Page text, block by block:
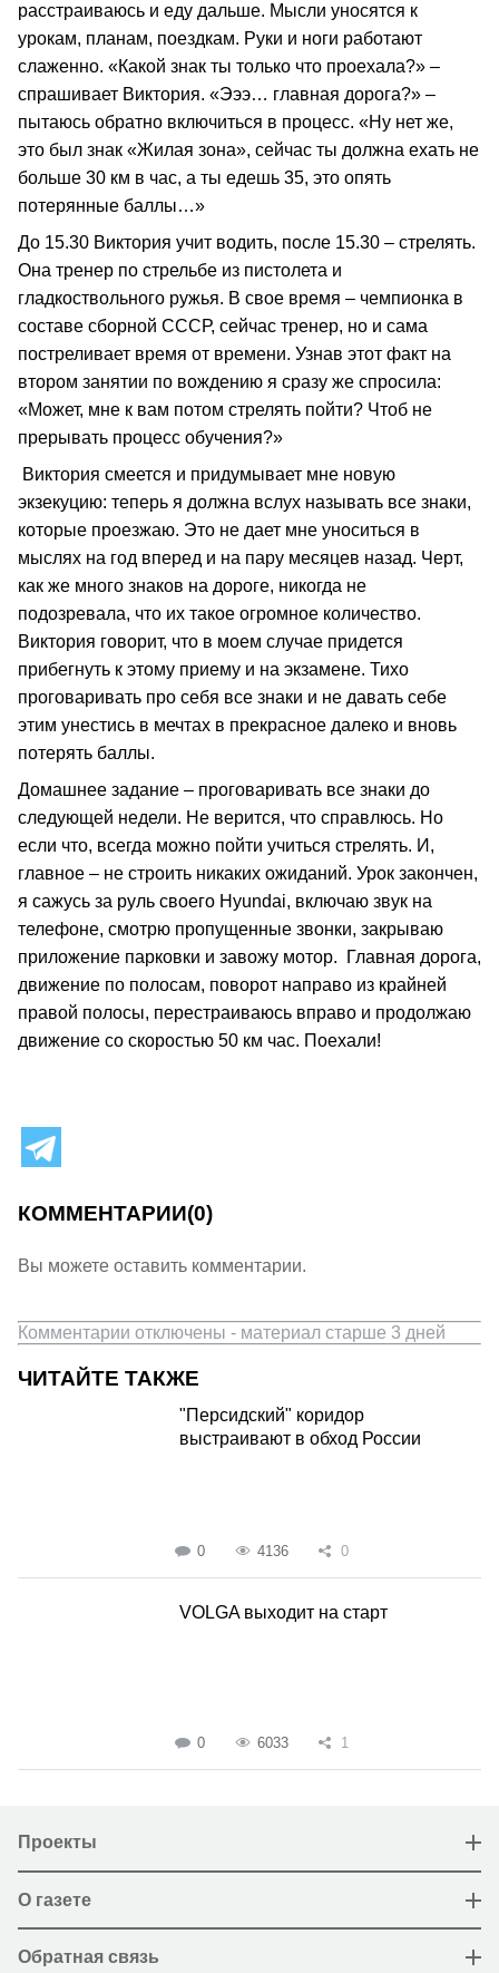
расстраиваюсь и еду дальше. Мысли уносятся к
урокам, планам, поездкам. Руки и ноги работают
слаженно. «Какой знак ты только что проехала?» –
спрашивает Виктория. «Эээ… главная дорога?» –
пытаюсь обратно включиться в процесс. «Ну нет же,
это был знак «Жилая зона», сейчас ты должна ехать не
больше 30 км в час, а ты едешь 35, это опять
потерянные баллы…»
До 15.30 Виктория учит водить, после 15.30 – стрелять.
Она тренер по стрельбе из пистолета и
гладкоствольного ружья. В свое время – чемпионка в
составе сборной СССР, сейчас тренер, но и сама
постреливает время от времени. Узнав этот факт на
втором занятии по вождению я сразу же спросила:
«Может, мне к вам потом стрелять пойти? Чтоб не
прерывать процесс обучения?»
Виктория смеется и придумывает мне новую
экзекуцию: теперь я должна вслух называть все знаки,
которые проезжаю. Это не дает мне уноситься в
мыслях на год вперед и на пару месяцев назад. Черт,
как же много знаков на дороге, никогда не
подозревала, что их такое огромное количество.
Виктория говорит, что в моем случае придется
прибегнуть к этому приему и на экзамене. Тихо
проговаривать про себя все знаки и не давать себе
этим унестись в мечтах в прекрасное далеко и вновь
потерять баллы.
Домашнее задание – проговаривать все знаки до
следующей недели. Не верится, что справлюсь. Но
если что, всегда можно пойти учиться стрелять. И,
главное – не строить никаких ожиданий. Урок закончен,
я сажусь за руль своего Hyundai, включаю звук на
телефоне, смотрю пропущенные звонки, закрываю
приложение парковки и завожу мотор. Главная дорога,
движение по полосам, поворот направо из крайней
правой полосы, перестраиваюсь вправо и продолжаю
движение со скоростью 50 км час. Поехали!
КОММЕНТАРИИ(0)
Вы можете оставить комментарии.
Комментарии отключены - материал старше 3 дней
ЧИТАЙТЕ ТАКЖЕ
"Персидский" коридор
выстраивают в обход России
0 4136 0
VOLGA выходит на старт
0 6033 1
Проекты
О газете
Обратная связь